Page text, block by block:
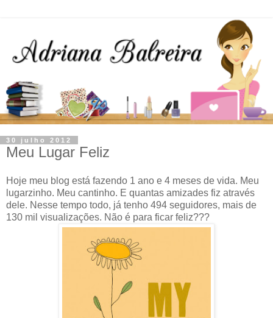
30 julho 2012
Meu Lugar Feliz
Hoje meu blog está fazendo 1 ano e 4 meses de vida. Meu
lugarzinho. Meu cantinho. E quantas amizades fiz através
dele. Nesse tempo todo, já tenho 494 seguidores, mais de
130 mil visualizações. Não é para ficar feliz???